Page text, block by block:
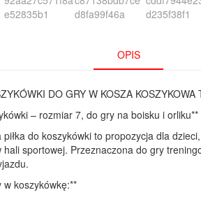
OPIS
DO GRY W KOSZA
– rozmiar 7, do gry na boisku i orliku**
do koszykówki to propozycja dla
hali sportowej. Przeznaczona do gry
w koszykówkę:**